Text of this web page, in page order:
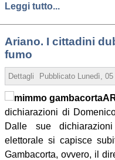
Leggi tutto...
Ariano. I cittadini
fumo
Dettagli Pubblicato Lunedì,
dichiarazioni di
Dalle sue
elettorale si capisce
Gambacorta, ovvero, il